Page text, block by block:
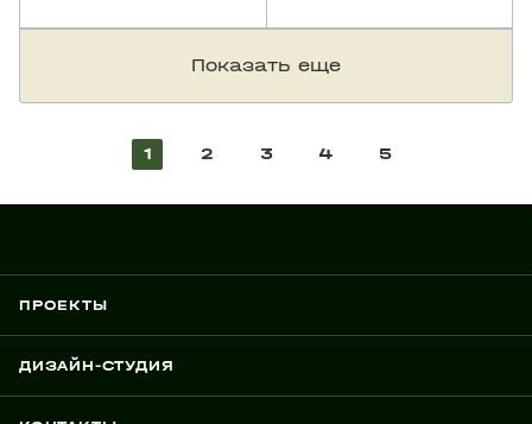
Показать еще
1 2 3 4 5
ПРОЕКТЫ
ДИЗАЙН-СТУДИЯ